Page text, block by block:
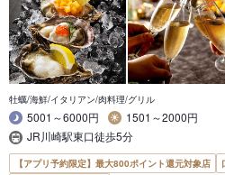
牡蠣/海鮮/イタリアン/肉料理/グリル
5001～6000円
1501～2000円
JR川崎駅東口徒歩5分
【アプリ予約限定】最大800ポイント還元対象店